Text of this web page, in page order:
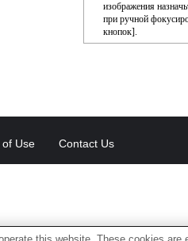
изображения
при ручной
кнопок].
of Use Contact Us